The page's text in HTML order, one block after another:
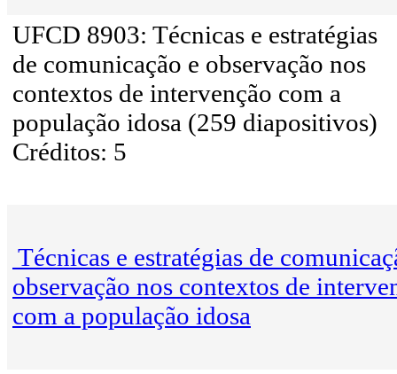
UFCD 8903: Técnicas e estratégias
de comunicação e observação nos
contextos de intervenção com a
população idosa (259 diapositivos)
Créditos: 5
Técnicas e estratégias de
observação nos contextos de
com a população idosa